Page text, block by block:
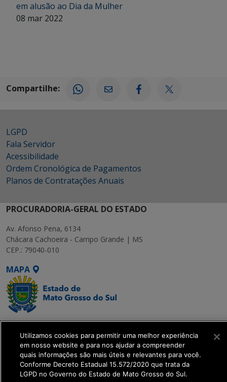
em alusão ao Dia da Mulher
08 mar 2022
Compartilhe:
LGPD
Fala Servidor
Acessibilidade
Ordem Cronológica de Pagamentos
Planos de Contratações Anuais
PROCURADORIA-GERAL DO ESTADO
Av. Afonso Pena, 6134
Chácara Cachoeira - Campo Grande | MS
CEP.: 79040-010
MAPA
SETDIG | Secretaria-
Executiva de
Transformação Digital
get_footer();
Utilizamos cookies para permitir uma melhor experiência
em nosso website e para nos ajudar a compreender
quais informações são mais úteis e relevantes para você.
Conforme Decreto Estadual 15.572/2020 que trata da
LGPD no Governo do Estado de Mato Grosso do Sul.